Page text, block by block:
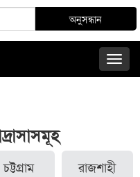
চট্টগ্রাম রাজশাহী